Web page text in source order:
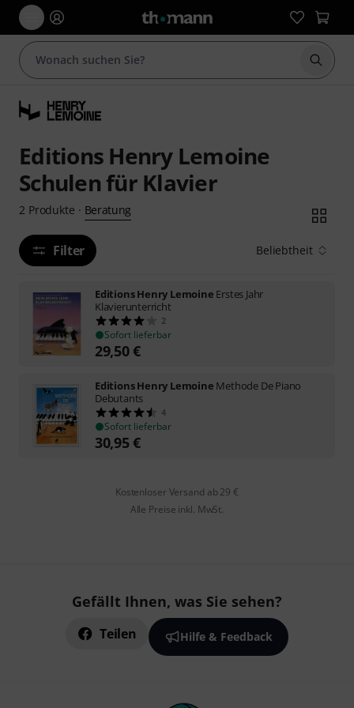
Suche
Editions Henry Lemoine
Schulen für Klavier
2 Produkte · Beratung
Filter Beliebtheit
Editions Henry Lemoine Erstes Jahr
Klavierunterricht
2
Sofort lieferbar
29,50€
Editions Henry Lemoine Methode De Piano
Debutants
4
Sofort lieferbar
30,95€
Kostenloser Versand ab 29 €
Alle Preise inkl. MwSt.
Gefällt Ihnen, was Sie sehen?
Teilen Hilfe & Feedback